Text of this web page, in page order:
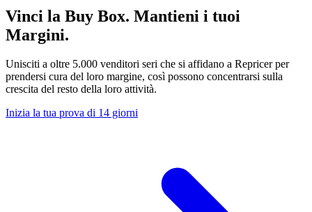
Vinci la Buy Box. Mantieni i tuoi
Margini.
Unisciti a oltre 5.000 venditori seri che si affidano a Repricer per
prendersi cura del loro margine, così possono concentrarsi sulla
crescita del resto della loro attività.
Inizia la tua prova di 14 giorni